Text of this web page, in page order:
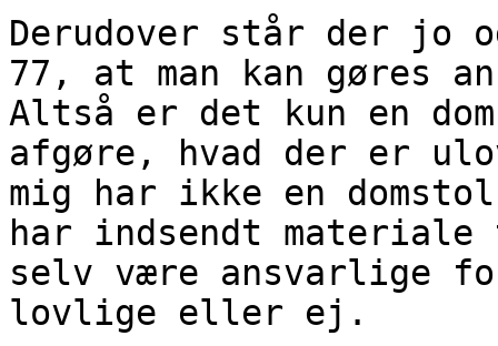
Derudover står der jo
77, at man kan gøres
Altså er det kun en
afgøre, hvad der er
mig har ikke en
har indsendt materiale
selv være ansvarlige
lovlige eller ej.